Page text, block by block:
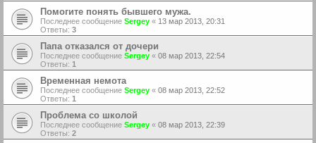
Помогите понять бывшего мужа.
Последнее сообщение Sergey « 13 мар 2013, 20:31
Ответы: 3
Папа отказался от дочери
Последнее сообщение Sergey « 08 мар 2013, 22:54
Ответы: 1
Временная немота
Последнее сообщение Sergey « 08 мар 2013, 22:52
Ответы: 1
Проблема со школой
Последнее сообщение Sergey « 08 мар 2013, 22:39
Ответы: 2